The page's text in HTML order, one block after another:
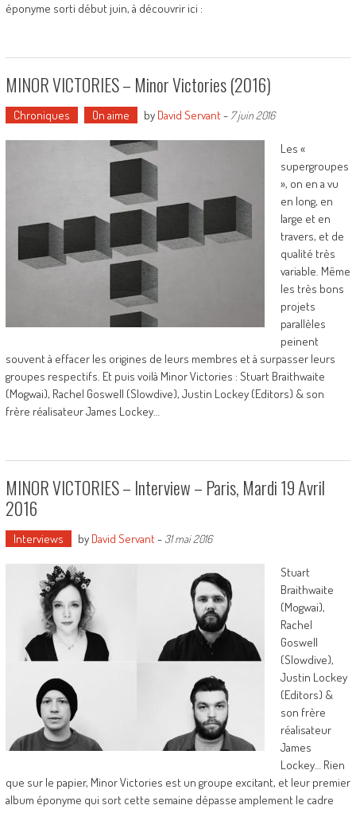
éponyme sorti début juin, à découvrir ici :
MINOR VICTORIES – Minor Victories (2016)
Chroniques On aime by David Servant- 7 juin 2016
Les «
supergroupes
», on en a vu
en long, en
large et en
travers, et de
qualité très
variable. Même
les très bons
projets
parallèles
peinent
souvent à effacer les origines de leurs membres et à surpasser leurs
groupes respectifs. Et puis voilà Minor Victories : Stuart Braithwaite
(Mogwai), Rachel Goswell (Slowdive), Justin Lockey (Editors) & son
frère réalisateur James Lockey…
MINOR VICTORIES – Interview – Paris, Mardi 19 Avril
2016
Interviews by David Servant- 31 mai 2016
Stuart
Braithwaite
(Mogwai),
Rachel
Goswell
(Slowdive),
Justin Lockey
(Editors) &
son frère
réalisateur
James
Lockey… Rien
que sur le papier, Minor Victories est un groupe excitant, et leur premier
album éponyme qui sort cette semaine dépasse amplement le cadre